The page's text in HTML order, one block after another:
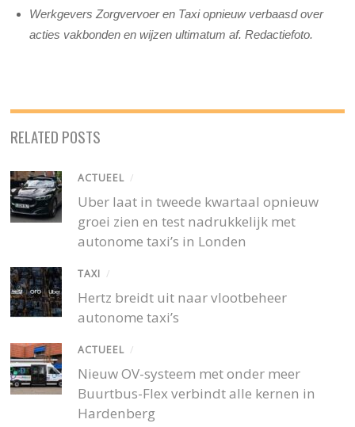
Werkgevers Zorgvervoer en Taxi opnieuw verbaasd over
acties vakbonden en wijzen ultimatum af. Redactiefoto.
RELATED POSTS
ACTUEEL /
Uber laat in tweede kwartaal opnieuw
groei zien en test nadrukkelijk met
autonome taxi’s in Londen
TAXI /
Hertz breidt uit naar vlootbeheer
autonome taxi’s
ACTUEEL /
Nieuw OV-systeem met onder meer
Buurtbus-Flex verbindt alle kernen in
Hardenberg